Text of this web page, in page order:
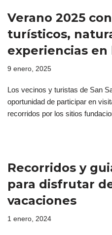
Verano 2025
turísticos,
experiencias en
9 enero, 2025
Los vecinos y turistas de San
oportunidad de participar en
recorridos por los sitios
Recorridos y
para disfrutar
vacaciones
1 enero, 2024